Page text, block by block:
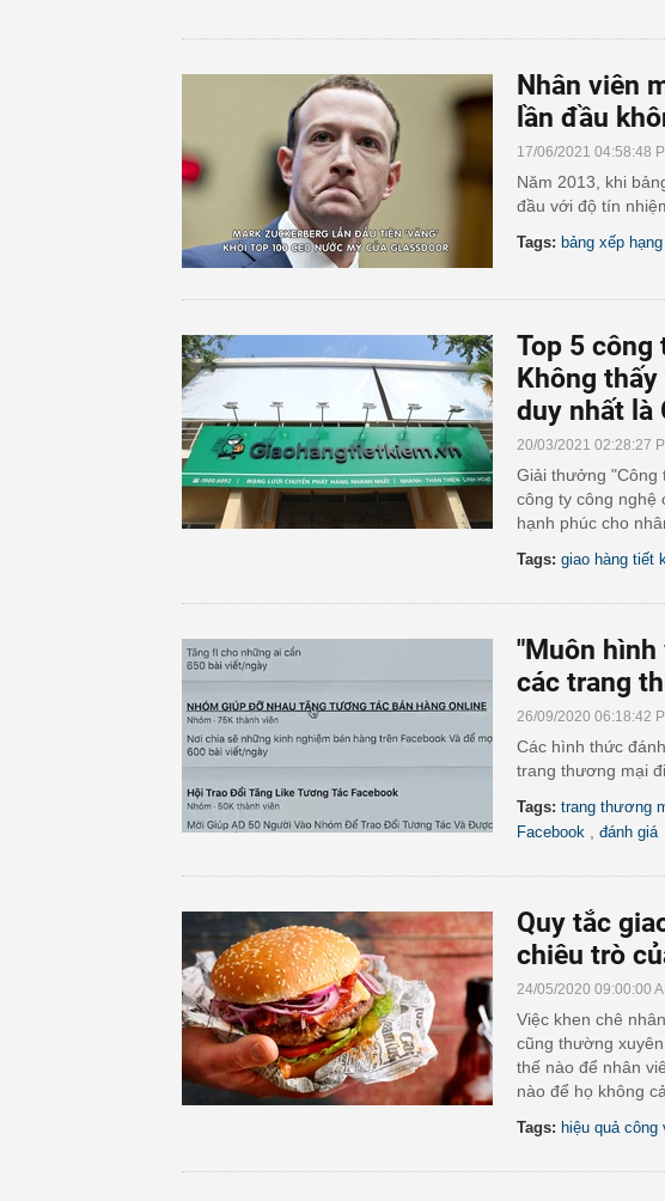
Nhân viên
lần đầu
17/06/2021 04:58:48
Năm 2013, khi
đầu với độ tín
Tags: bảng xếp hạng
Top 5 công
Không
duy nhất là
20/03/2021 02:28:27
Giải thưởng "Công
công ty công nghệ
hạnh phúc cho
Tags: giao hàng tiết
"Muôn hình
các trang
26/09/2020 06:18:42
Các hình thức
trang thương mại
Tags: trang thương
Facebook
đánh giá
Quy tắc
chiêu trò
24/05/2020 09:00:00
Việc khen chê
cũng thường
thế nào để nhân
nào để họ không
Tags: hiệu quả công